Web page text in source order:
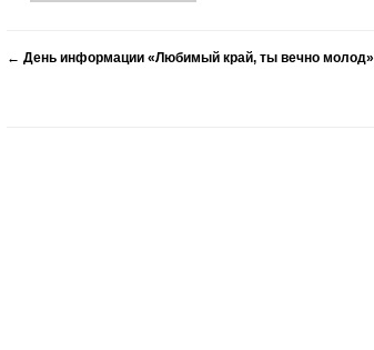
← День информации «Любимый край, ты вечно молод»